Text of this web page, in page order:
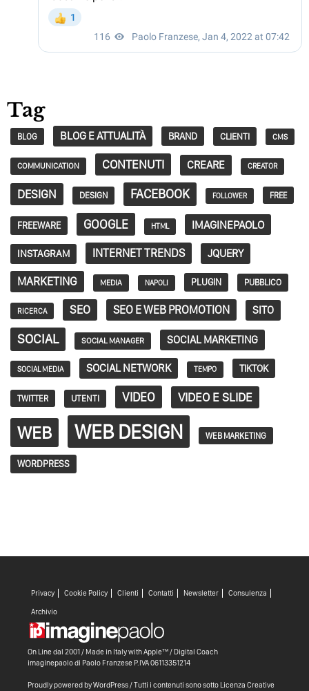
Tag
BLOG BLOG E ATTUALITÀ BRAND CLIENTI CMS
COMMUNICATION CONTENUTI CREARE CREATOR
DESIGN DESIGN FACEBOOK FOLLOWER FREE
FREEWARE GOOGLE HTML IMAGINEPAOLO
INSTAGRAM INTERNET TRENDS JQUERY
MARKETING MEDIA NAPOLI PLUGIN PUBBLICO
RICERCA SEO SEO E WEB PROMOTION SITO
SOCIAL SOCIAL MANAGER SOCIAL MARKETING
SOCIAL MEDIA SOCIAL NETWORK TEMPO TIKTOK
TWITTER UTENTI VIDEO VIDEO E SLIDE
WEB WEB DESIGN WEB MARKETING
WORDPRESS
Privacy Cookie Policy Clienti Contatti Newsletter Consulenza
Archivio
On Line dal 2001 / Made in Italy withApple™ / Digital Coach
imaginepaolo di Paolo Franzese P.IVA 06113351214
Proudly powered by WordPress/ Tutti i contenuti sono sotto Licenza Creative